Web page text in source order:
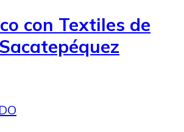
con Textiles de